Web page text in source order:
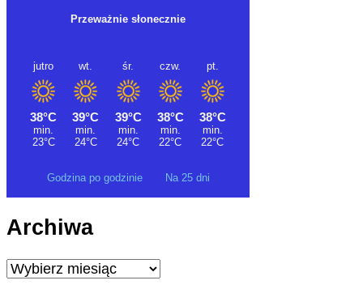
Godzina po godzinie Na 25 dni
Archiwa
Archiwa